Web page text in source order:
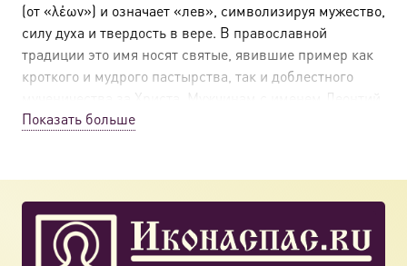
(от «λέων») и означает «лев», символизируя мужество,
силу духа и твердость в вере. В православной
традиции это имя носят святые, явившие пример как
кроткого и мудрого пастырства, так и доблестного
мученичества за Христа. Мужчинам с именем Леонтий
покровительствуют святители и исповедники, чья
крещение по православным канонам
Православное имя, данное при Крещении — это не
Показать больше